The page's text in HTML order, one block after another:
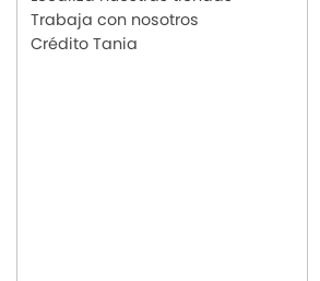
Trabaja con nosotros
Crédito Tania